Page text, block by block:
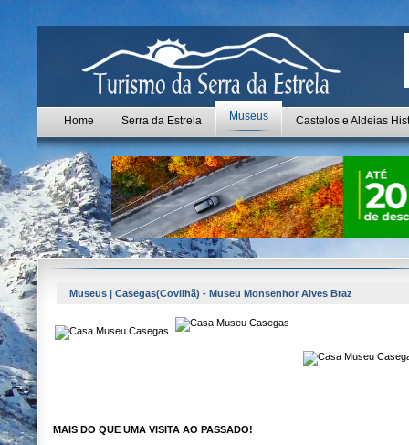
Home Serra da Estrela Museus Castelos e Aldeias
Museus | Casegas(Covilhã) - Museu Monsenhor Alves Braz
MAIS DO QUE UMA VISITA AO PASSADO!